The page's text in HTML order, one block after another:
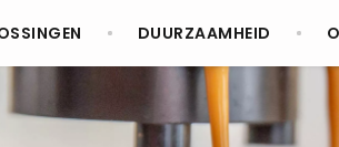
DUURZAAMHEID